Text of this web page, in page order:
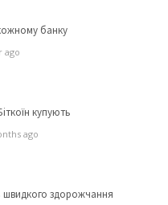
банку
ago
купують
ago
швидкого здорожчання